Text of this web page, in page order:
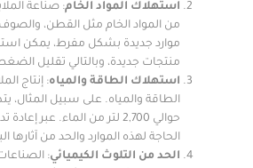
استهلاك المواد الخام: صناعة الملابس
من المواد الخام مثل القطن، والصوف،
موارد جديدة بشكل مفرط، يمكن استخدام
منتجات جديدة، وبالتالي تقليل الضغط على هذه
استهلاك الطاقة والمياه: إنتاج الملابس
الطاقة والمياه. على سبيل المثال، يتطلب
حوالي 2,700 لتر من الماء. عبر إعادة تدوير
الحاجة لهذه الموارد والحد من آثارها البيئية.
الحد من التلوث الكيميائي : الصناعات التي